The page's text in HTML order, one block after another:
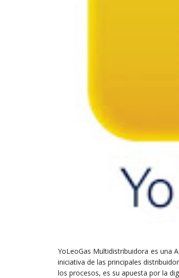
YoLeoGas Multidistribuidora es una
iniciativa de las principales
los procesos, es su apuesta por la